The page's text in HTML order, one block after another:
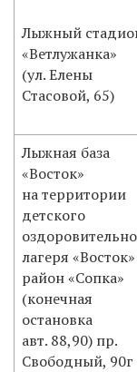
​Лыжный
«Ветлужанка»
(ул. Елены
Стасовой, 65)
​Лыжная база
«Восток»
на территории
детского
лагеря «Восток»
район «Сопка»
(конечная
остановка
авт. 88,90) пр.
Свободный, 90г